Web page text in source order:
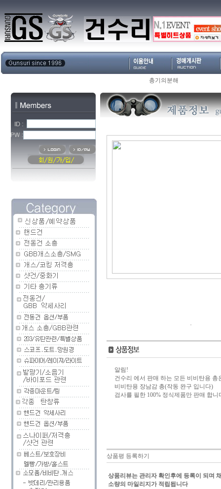
총기의분해
알림!
건수리 에서 판매 하는 모든 비비탄용 총
비비탄용 장남감 총(작동 완구 입니다)
검사를 필한 100% 정식제품만 판매 합니
상품평 등록하기
상품리뷰는 관리자 확인후에 등록이 되며
소량의 마일리지가 적립됩니다